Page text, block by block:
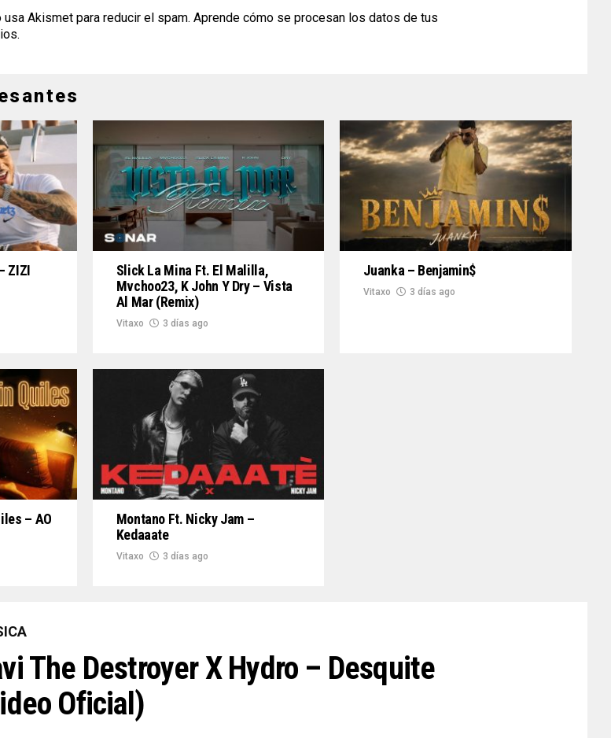
Akismet para reducir el spam. Aprende cómo se procesan los datos de tus
.
ZIZI
Slick La Mina Ft. El Malilla,
Mvchoo23, K John Y Dry – Vista
Al Mar (Remix)
Vitaxo 3 días ago
Juanka – Benjamin$
Vitaxo 3 días ago
– AO
Montano Ft. Nicky Jam –
Kedaaate
Vitaxo 3 días ago
The Destroyer X Hydro – Desquite
Oficial)